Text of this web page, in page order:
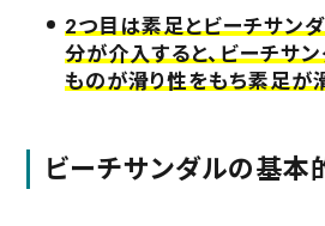
2つ目は素足とビーチサン
分が介入すると、ビーチサ
ものが滑り性をもち素足が
ビーチサンダルの基本